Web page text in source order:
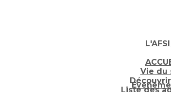
L'AFSI
Vie du
Découvrir
Liste des